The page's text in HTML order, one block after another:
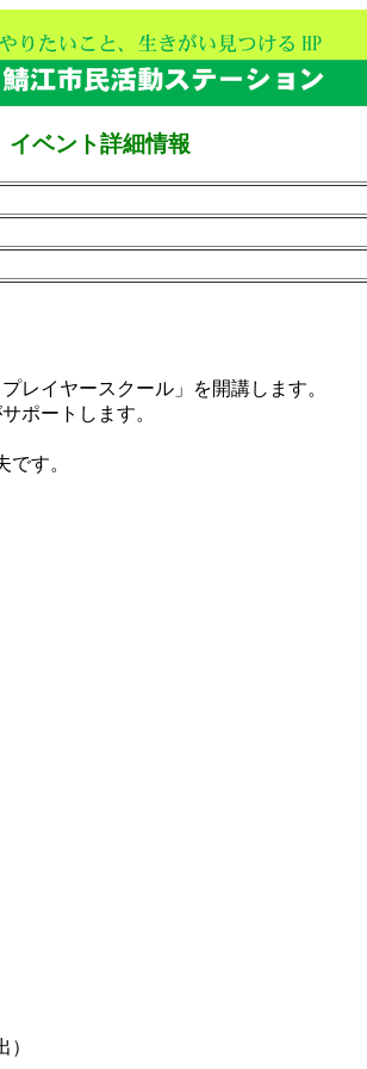
イベント詳細情報
レイヤースクール」を開講します。
ポートします。
す。